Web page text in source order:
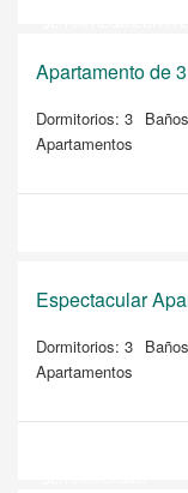
Dormitorios: 3
Apartamentos
Dormitorios: 3
Apartamentos
USD